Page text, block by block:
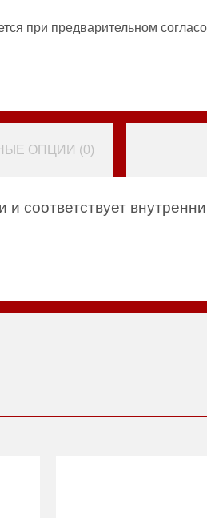
при предварительном
ОПЦИИ (0)
и соответствует